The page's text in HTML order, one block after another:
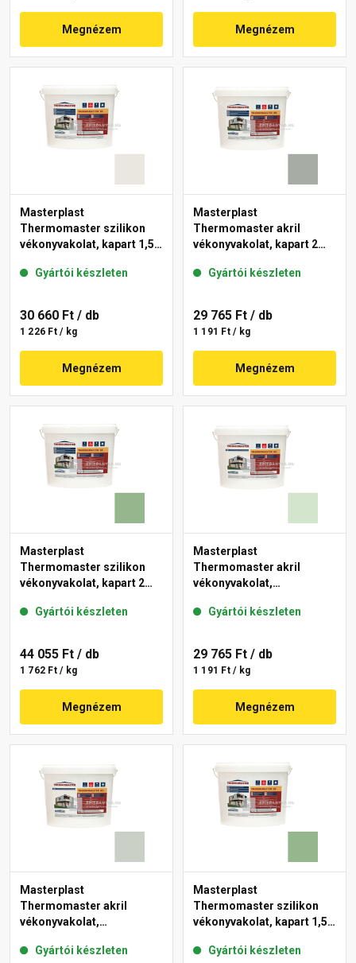
Megnézem Megnézem
Masterplast
Thermomaster szilikon
vékonyvakolat, kapart 1,5
Gyártói készleten
30 660 Ft / db
1 226 Ft / kg
Megnézem
Masterplast
Thermomaster akril
vékonyvakolat, kapart 2
Gyártói készleten
29 765 Ft / db
1 191 Ft / kg
Megnézem
Masterplast
Thermomaster szilikon
vékonyvakolat, kapart 2
Gyártói készleten
44 055 Ft / db
1 762 Ft / kg
Megnézem
Masterplast
Thermomaster akril
vékonyvakolat,
41-E 25 kg
Gyártói készleten
29 765 Ft / db
1 191 Ft / kg
Megnézem
Masterplast
Thermomaster akril
vékonyvakolat,
43-E 25 kg
Gyártói készleten
Masterplast
Thermomaster szilikon
vékonyvakolat, kapart 1,5
Gyártói készleten